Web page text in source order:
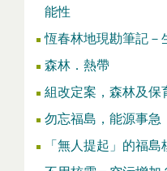
能性
恆春林地現勘筆記－
森林．熱帶
組改定案，森林及保
勿忘福島，能源事急
「無人提起」的福島